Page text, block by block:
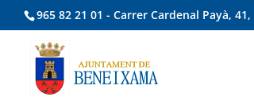
965 82 21 01 - Carrer Cardenal Payà,